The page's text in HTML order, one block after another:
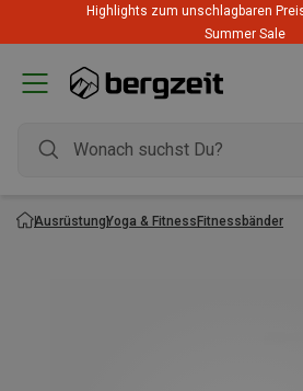
Highlights zum unschlagbaren
Summer Sale
AusrüstungYoga & FitnessFitnessbänder